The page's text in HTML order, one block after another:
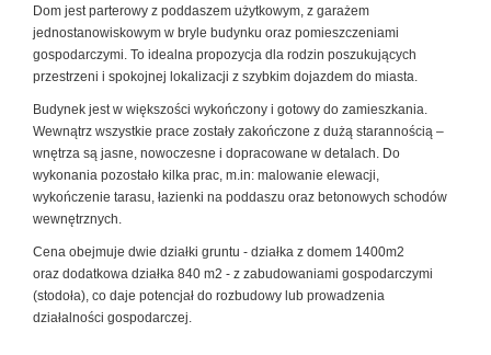
Dom jest parterowy z poddaszem użytkowym, z garażem
jednostanowiskowym w bryle budynku oraz pomieszczeniami
gospodarczymi. To idealna propozycja dla rodzin poszukujących
przestrzeni i spokojnej lokalizacji z szybkim dojazdem do miasta.
Budynek jest w większości wykończony i gotowy do zamieszkania.
Wewnątrz wszystkie prace zostały zakończone z dużą starannością –
wnętrza są jasne, nowoczesne i dopracowane w detalach. Do
wykonania pozostało kilka prac, m.in: malowanie elewacji,
wykończenie tarasu, łazienki na poddaszu oraz betonowych schodów
wewnętrznych.
Cena obejmuje dwie działki gruntu - działka z domem 1400m2
oraz dodatkowa działka 840 m2 - z zabudowaniami gospodarczymi
(stodoła), co daje potencjał do rozbudowy lub prowadzenia
działalności gospodarczej.